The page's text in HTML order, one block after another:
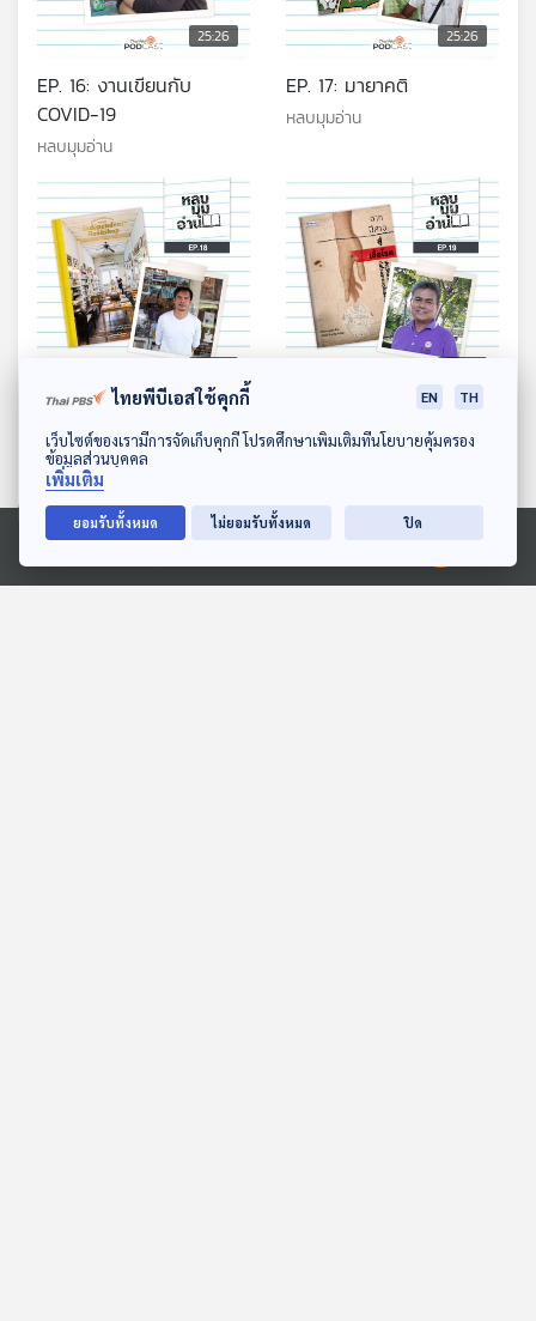
ดาวน์โหลด Thai PBS Podcast Application
Ⓒ 2020 องค์การกระจายเสียงและแพร่ภาพสาธารณะแห่งประเทศไทย
25:26
EP. 16: งานเขียนกับ
COVID-19
หลบมุมอ่าน
25:26
EP. 17: มายาคติ
หลบมุมอ่าน
Bookshop ร้าน
หนังสือเดินทาง
หลบมุมอ่าน
EP. 19: ประวัติศาสตร์การ
แพทย์กับโรคระบาดในสังคม
ไทยพีบีเอสใช้คุกกี้ EN TH
เว็บไซต์ของเรามีการจัดเก็บคุกกี้ โปรดศึกษาเพิ่มเติมที่นโยบายคุ้มครอง
ข้อมูลส่วนบุคคล
เพิ่มเติม
ยอมรับทั้งหมด ไม่ยอมรับทั้งหมด ปิด